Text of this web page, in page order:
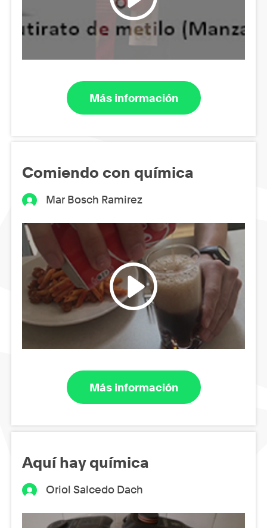
Más información
Comiendo con química
Mar Bosch Ramirez
Más información
Aquí hay química
Oriol Salcedo Dach